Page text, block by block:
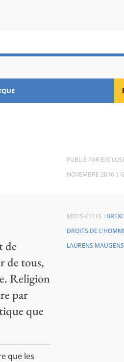
PAR
NOVEMBRE 2016 |
de
de tous,
Religion
par
que
que les
MOTS-CLEFS :
DROITS DE
LAURENS MAUGENS